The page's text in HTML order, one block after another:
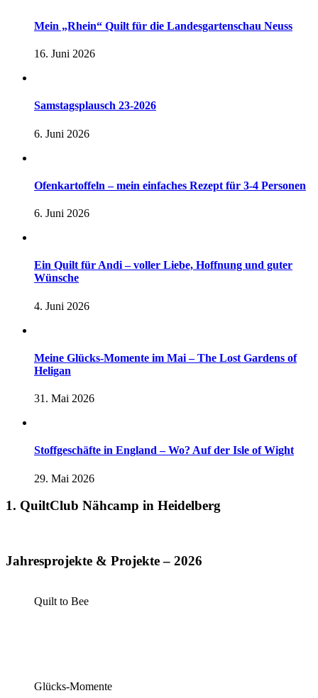
Mein „Rhein“ Quilt für die Landesgartenschau Neuss
16. Juni 2026
Samstagsplausch 23-2026
6. Juni 2026
Ofenkartoffeln – mein einfaches Rezept für 3-4 Personen
6. Juni 2026
Ein Quilt für Andi – voller Liebe, Hoffnung und guter
Wünsche
4. Juni 2026
Meine Glücks-Momente im Mai – The Lost Gardens of
Heligan
31. Mai 2026
Stoffgeschäfte in England – Wo? Auf der Isle of Wight
29. Mai 2026
1. QuiltClub Nähcamp in Heidelberg
Jahresprojekte & Projekte – 2026
Quilt to Bee
Glücks-Momente